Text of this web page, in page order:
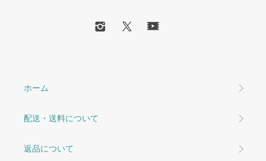
ホーム
配送・送料について
返品について